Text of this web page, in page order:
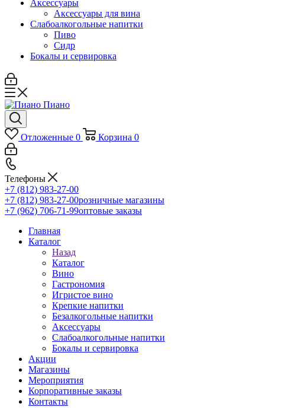
Аксессуары
Аксессуары для вина
Слабоалкогольные напитки
Пиво
Сидр
Бокалы и сервировка
Отложенные 0 Корзина 0
Телефоны
+7 (812) 983-27-00
+7 (812) 983-27-00розничные магазины
+7 (962) 706-71-99оптовые заказы
Главная
Каталог
Назад
Каталог
Вино
Гастрономия
Игристое вино
Крепкие напитки
Безалкогольные напитки
Аксессуары
Слабоалкогольные напитки
Бокалы и сервировка
Акции
Магазины
Мероприятия
Корпоративные заказы
Контакты